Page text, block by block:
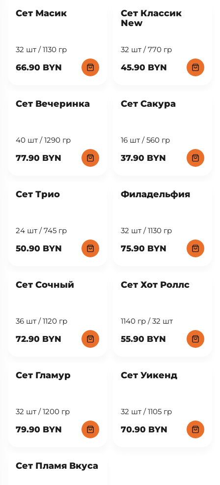
Сет Масик
32 шт / 1130 гр
66.90 BYN
Сет Классик
New
32 шт / 770 гр
45.90 BYN
Сет Вечеринка
40 шт / 1290 гр
77.90 BYN
Сет Сакура
16 шт / 560 гр
37.90 BYN
Сет Трио
24 шт / 745 гр
50.90 BYN
Филадельфия
32 шт / 1130 гр
75.90 BYN
Сет Сочный
36 шт / 1120 гр
72.90 BYN
Сет Хот Роллс
1140 гр / 32 шт
55.90 BYN
Сет Гламур
32 шт / 1200 гр
79.90 BYN
Сет Уикенд
32 шт / 1105 гр
70.90 BYN
Сет Пламя Вкуса